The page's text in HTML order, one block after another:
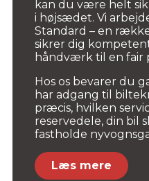
kan du være helt
i højsædet. Vi
Standard – en
sikrer dig
håndværk til en fair
Hos os bevarer du
har adgang til
præcis, hvilken
reservedele, din bil
fastholde
Læs mere